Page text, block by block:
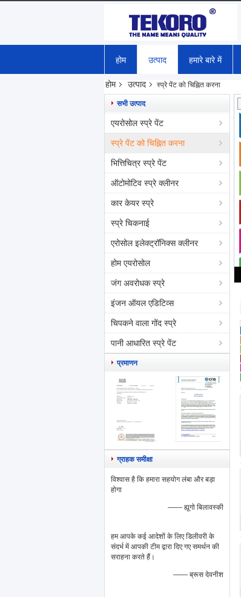
होम उत्पाद हमारे बारे में
होम उत्पाद स्प्रे पेंट को चिह्नित करना
सभी उत्पाद
एयरोसोल स्प्रे पेंट
स्प्रे पेंट को चिह्नित करना
भित्तिचित्र स्प्रे पेंट
ऑटोमोटिव स्प्रे क्लीनर
कार केयर स्प्रे
स्प्रे चिकनाई
एरोसोल इलेक्ट्रॉनिक्स क्लीनर
होम एयरोसोल
जंग अवरोधक स्प्रे
इंजन ऑयल एडिटिव्स
चिपकने वाला गोंद स्प्रे
पानी आधारित स्प्रे पेंट
प्रमाणन
ग्राहक समीक्षा
विश्वास है कि हमारा सहयोग लंबा और बड़ा
होगा
—— ह्यूगो बिलावस्की
हम आपके कई आदेशों के लिए डिलीवरी के
संदर्भ में आपकी टीम द्वारा दिए गए समर्थन की
सराहना करते हैं।
—— ब्रूस देवनीश